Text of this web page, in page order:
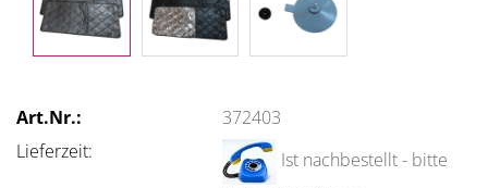
Art.Nr.:
372403
Lieferzeit:
Ist nachbestellt - bitte